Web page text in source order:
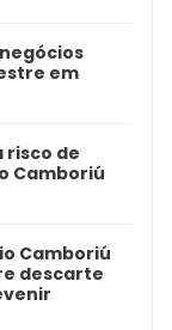
em
risco de
Camboriú
Camboriú
descarte